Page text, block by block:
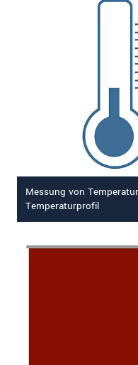
Messung von
Temperaturprofil